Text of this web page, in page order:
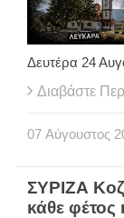
Δευτέρα 24
Διαβάστε
07 Αύγουστος
ΣΥΡΙΖΑ
κάθε φέτος